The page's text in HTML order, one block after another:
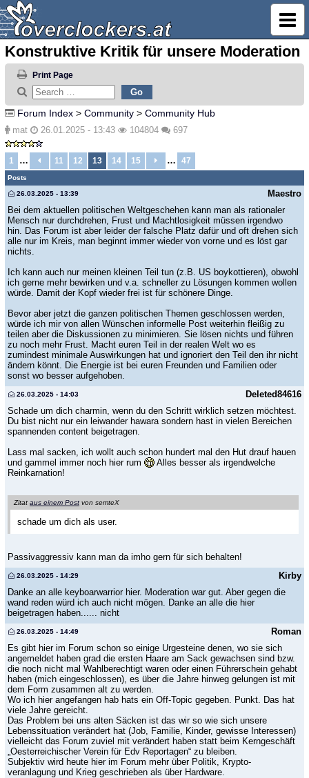
Konstruktive Kritik für unsere Moderation
Print Page
Forum Index > Community > Community Hub
mat 26.01.2025 - 13:43 104804 697
1 … 11 12 13 14 15 … 47
Posts
Maestro
26.03.2025 - 13:39
Bei dem aktuellen politischen Weltgeschehen kann man als rationaler
Mensch nur durchdrehen, Frust und Machtlosigkeit müssen irgendwo
hin. Das Forum ist aber leider der falsche Platz dafür und oft drehen sich
alle nur im Kreis, man beginnt immer wieder von vorne und es löst gar
nichts.
Ich kann auch nur meinen kleinen Teil tun (z.B. US boykottieren), obwohl
ich gerne mehr bewirken und v.a. schneller zu Lösungen kommen wollen
würde. Damit der Kopf wieder frei ist für schönere Dinge.
Bevor aber jetzt die ganzen politischen Themen geschlossen werden,
würde ich mir von allen Wünschen informelle Post weiterhin fleißig zu
teilen aber die Diskussionen zu minimieren. Sie lösen nichts und führen
zu noch mehr Frust. Macht euren Teil in der realen Welt wo es
zumindest minimale Auswirkungen hat und ignoriert den Teil den ihr nicht
ändern könnt. Die Energie ist bei euren Freunden und Familien oder
sonst wo besser aufgehoben.
Deleted84616
26.03.2025 - 14:03
Schade um dich charmin, wenn du den Schritt wirklich setzen möchtest.
Du bist nicht nur ein leiwander hawara sondern hast in vielen Bereichen
spannenden content beigetragen.
Lass mal sacken, ich wollt auch schon hundert mal den Hut drauf hauen
und gammel immer noch hier rum
Alles besser als irgendwelche
Reinkarnation!
Zitat aus einem Post von semteX
schade um dich als user.
Passivaggressiv kann man da imho gern für sich behalten!
Kirby
26.03.2025 - 14:29
Danke an alle keyboarwarrior hier. Moderation war gut. Aber gegen die
wand reden würd ich auch nicht mögen. Danke an alle die hier
beigetragen haben...... nicht
Roman
26.03.2025 - 14:49
Es gibt hier im Forum schon so einige Urgesteine denen, wo sie sich
angemeldet haben grad die ersten Haare am Sack gewachsen sind bzw.
die noch nicht mal Wahlberechtigt waren oder einen Führerschein gehabt
haben (mich eingeschlossen), es über die Jahre hinweg gelungen ist mit
dem Form zusammen alt zu werden.
Wo ich hier angefangen hab hats ein Off-Topic gegeben. Punkt. Das hat
viele Jahre gereicht.
Das Problem bei uns alten Säcken ist das wir so wie sich unsere
Lebenssituation verändert hat (Job, Familie, Kinder, gewisse Interessen)
vielleicht das Forum zuviel mit verändert haben statt beim Kerngeschäft
„Oesterreichischer Verein für Edv Reportagen“ zu bleiben.
Subjektiv wird heute hier im Forum mehr über Politik, Krypto-
veranlagung und Krieg geschrieben als über Hardware.